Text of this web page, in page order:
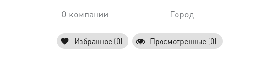
О компании Город
Избранное (0) Просмотренные (0)